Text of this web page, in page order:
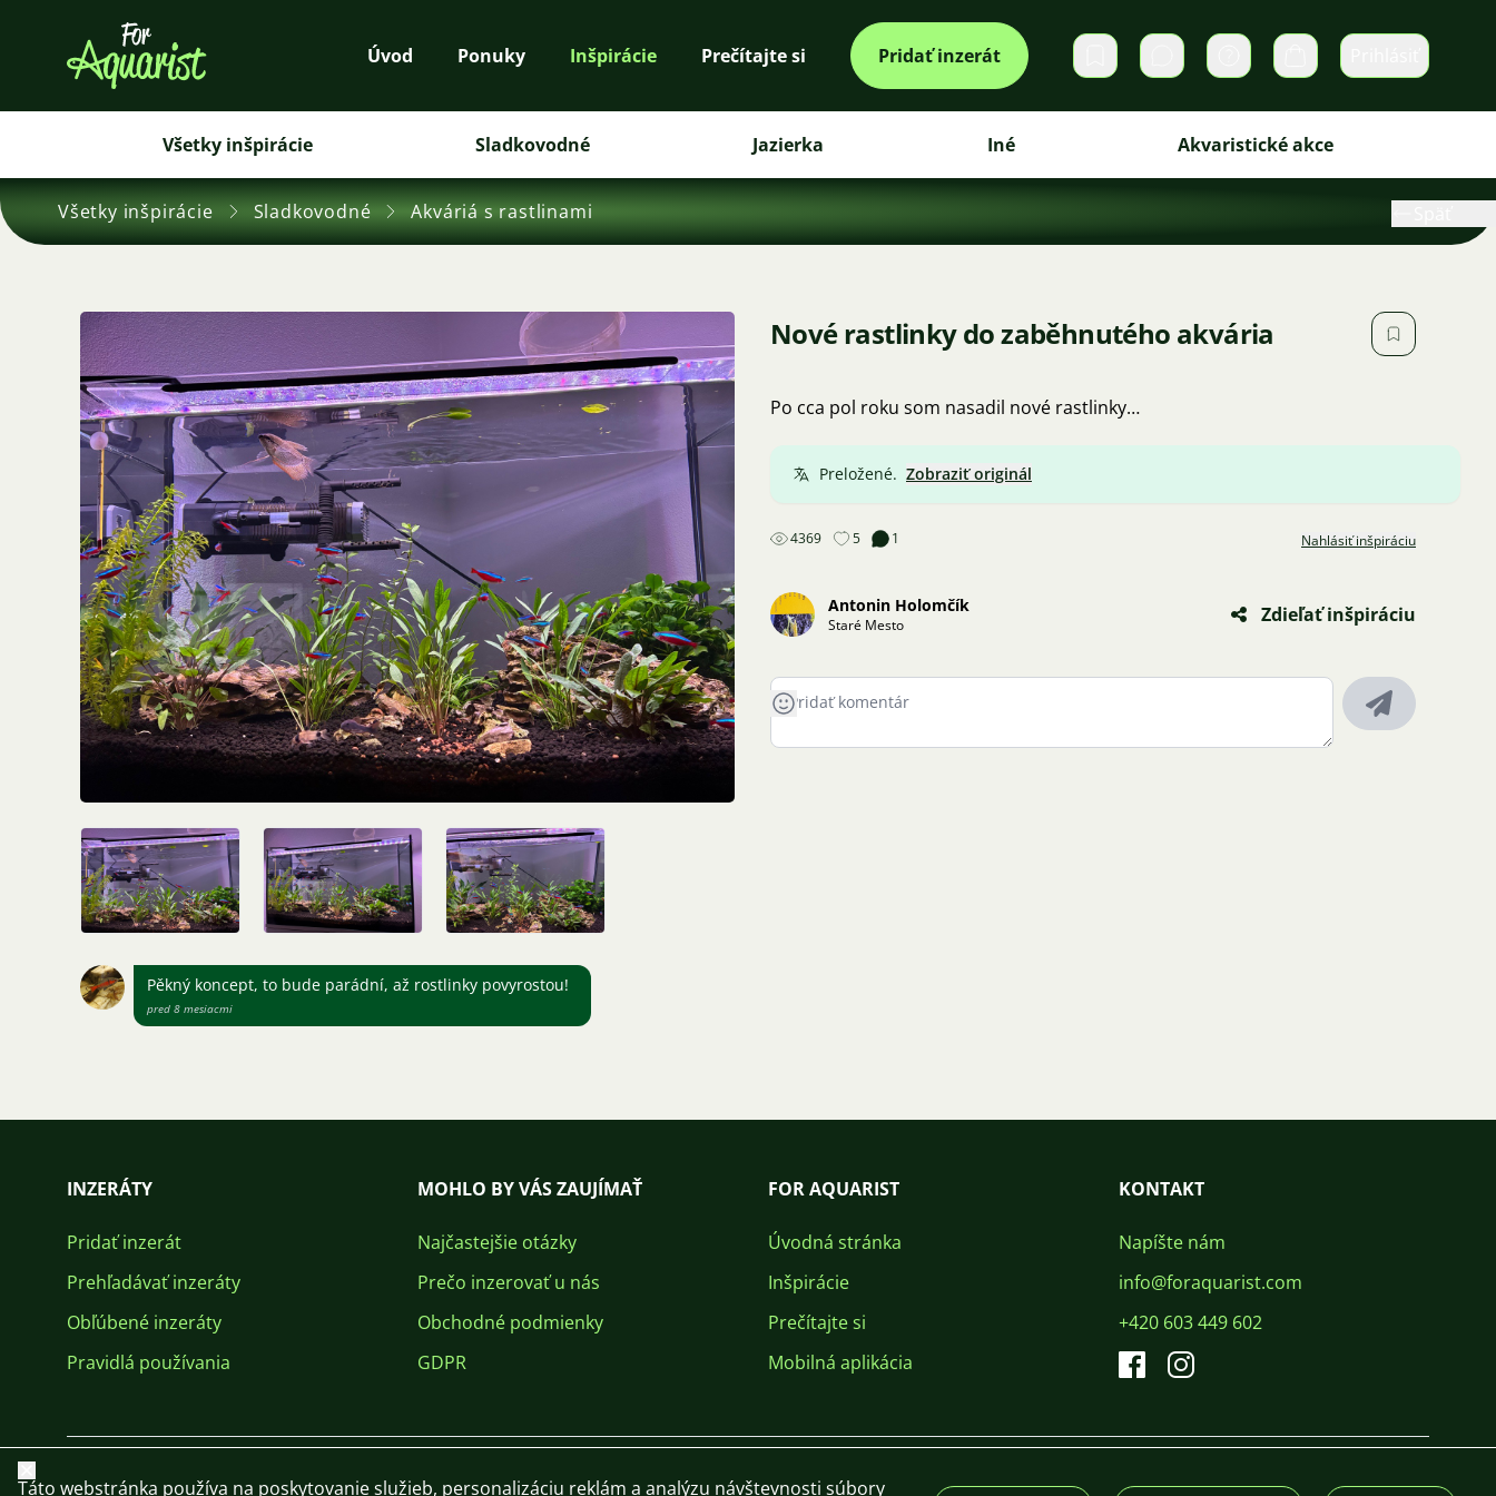
Úvod Ponuky Inšpirácie Prečítajte si Pridať inzerát Súkromné správy Košík
Všetky inšpirácie Sladkovodné Jazierka Iné Akvaristické akce
Všetky inšpirácie Sladkovodné Akváriá s rastlinami
Nové rastlinky do zaběhnutého akvária
Po cca pol roku som nasadil nové rastlinky…
Preložené. Zobraziť originál
4369 5 1 Nahlásiť inšpiráciu
Antonin Holomčík
Staré Mesto Zdieľať inšpiráciu
Pěkný koncept, to bude parádní, až rostlinky povyrostou!
pred 8 mesiacmi
INZERÁTY
Pridať inzerát
Prehľadávať inzeráty
Obľúbené inzeráty
Pravidlá používania
MOHLO BY VÁS ZAUJÍMAŤ
Najčastejšie otázky
Prečo inzerovať u nás
Obchodné podmienky
GDPR
FOR AQUARIST
Úvodná stránka
Inšpirácie
Prečítajte si
Mobilná aplikácia
KONTAKT
Napíšte nám
info@foraquarist.com
+420 603 449 602
CS EN PL DE © 2026 For Aquarist
Zavrieť
Táto webstránka používa na poskytovanie služieb, personalizáciu reklám a analýzu návštevnosti súbory